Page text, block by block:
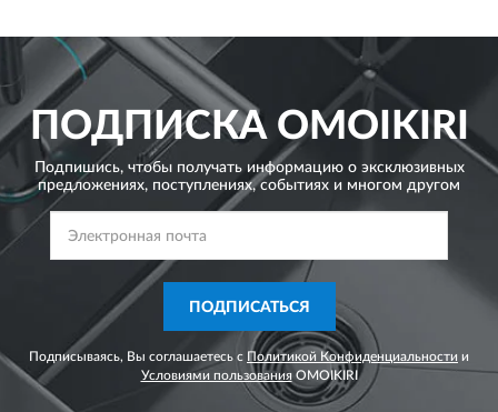
ПОДПИСКАOMOIKIRI
Подпишись, чтобы получать информацию о эксклюзивных
предложениях, поступлениях, событиях и многом другом
ПОДПИСАТЬСЯ
Подписываясь, Вы соглашаетесь с Политикой Конфиденциальности и
Условиями пользованияOMOIKIRI